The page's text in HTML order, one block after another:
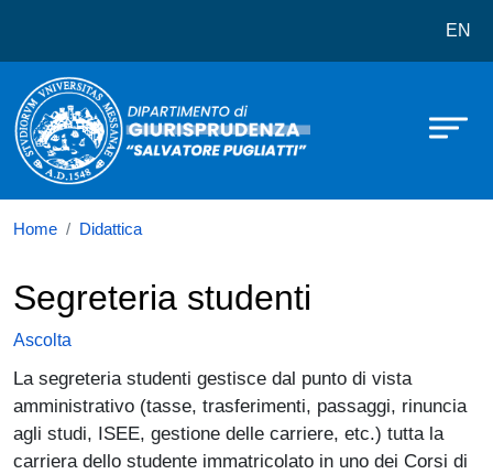
Dipartimento di Giurisprudenza EN
Home Didattica
Segreteria studenti
Ascolta
La segreteria studenti gestisce dal punto di vista
amministrativo (tasse, trasferimenti, passaggi, rinuncia
agli studi, ISEE, gestione delle carriere, etc.) tutta la
carriera dello studente immatricolato in uno dei Corsi di